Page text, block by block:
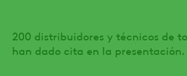
200 distribuidores y técnicos de
han dado cita en la presentación.